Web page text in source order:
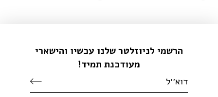
הרשמי לניוזלטר שלנו עכשיו והישארי
מעודכנת תמיד!